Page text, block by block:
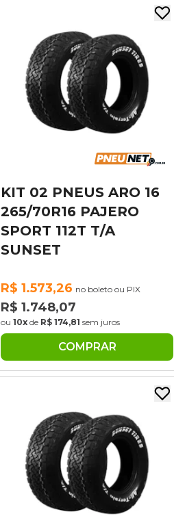
KIT 02 PNEUS ARO 16
265/70R16 PAJERO
SPORT 112T T/A
SUNSET
R$ 1.573,26 no boleto ou PIX
R$ 1.748,07
ou 10x de R$ 174,81 sem juros
COMPRAR